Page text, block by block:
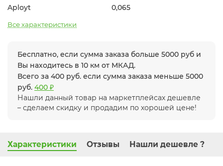
Aployt 0,065
Все характеристики
Бесплатно, если сумма заказа больше 5000 руб и
Вы находитесь в 10 км от МКАД.
Всего за 400 руб. если сумма заказа меньше 5000
руб. 400 ₽
Нашли данный товар на маркетплейсах дешевле
– сделаем скидку и продадим по хорошей цене!
Характеристики Отзывы Нашли дешевле ?